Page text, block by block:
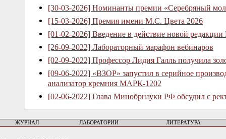
[30-03-2026] Номинанты премии «Серебряный
[15-03-2026] Премия имени М.С. Цвета 2026
[01-02-2026] Введение в действие новой
[26-09-2022] Лабораторный марафон вебинаров
[02-09-2022] Профессор Лидия Галль получила
[09-06-2022] «ВЗОР» запустил в серийное
анализатор кремния МАРК-1202
[02-06-2022] Глава Минобрнауки РФ обсудил с
ЖУРНАЛ ЛАБОРАТОРИИ ЛИТЕРАТУРА